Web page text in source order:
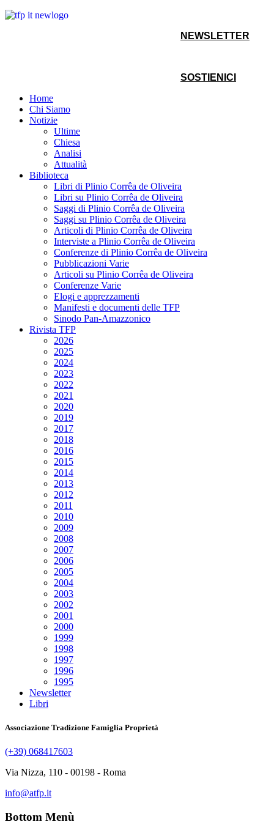
NEWSLETTER
SOSTIENICI
Home
Chi Siamo
Notizie
Ultime
Chiesa
Analisi
Attualità
Biblioteca
Libri di Plinio Corrêa de Oliveira
Libri su Plinio Corrêa de Oliveira
Saggi di Plinio Corrêa de Oliveira
Saggi su Plinio Corrêa de Oliveira
Articoli di Plinio Corrêa de Oliveira
Interviste a Plinio Corrêa de Oliveira
Conferenze di Plinio Corrêa de Oliveira
Pubblicazioni Varie
Articoli su Plinio Corrêa de Oliveira
Conferenze Varie
Elogi e apprezzamenti
Manifesti e documenti delle TFP
Sinodo Pan-Amazzonico
Rivista TFP
2026
2025
2024
2023
2022
2021
2020
2019
2017
2018
2016
2015
2014
2013
2012
2011
2010
2009
2008
2007
2006
2005
2004
2003
2002
2001
2000
1999
1998
1997
1996
1995
Newsletter
Libri
Associazione Tradizione Famiglia Proprietà
(+39) 068417603
Via Nizza, 110 - 00198 - Roma
info@atfp.it
Bottom Menù